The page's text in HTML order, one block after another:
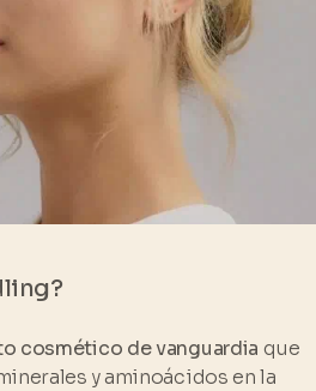
cosmético de vanguardia que
y aminoácidos en la